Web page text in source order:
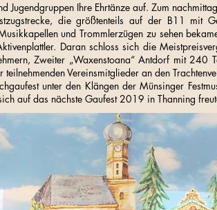
Jugendgruppen Ihre Ehrtänze auf. Zum
die größtenteils auf der B11 mit
und Trommlerzügen zu sehen
Daran schloss sich die
Zweiter „Waxenstoana“ Antdorf mit 240
Vereinsmitglieder an den
unter den Klängen der Münsinger
auf das nächste Gaufest 2019 in Thanning